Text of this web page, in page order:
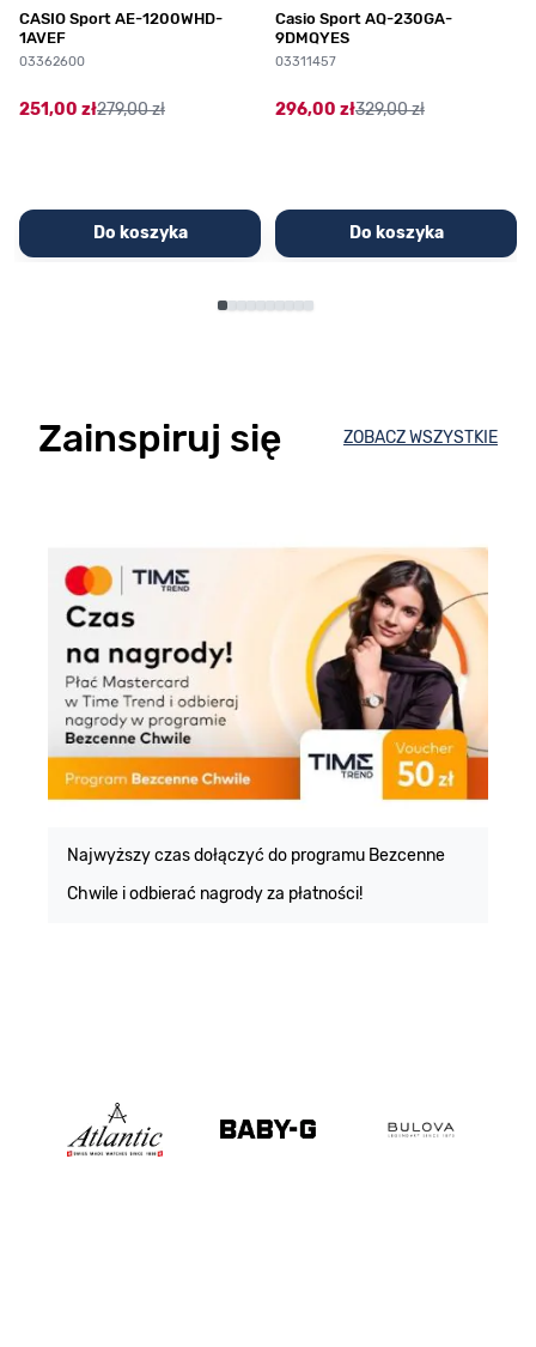
CASIO Sport AE-1200WHD-
1AVEF
03362600
251,00 zł279,00 zł
Do koszyka
Casio Sport AQ-230GA-
9DMQYES
03311457
296,00 zł329,00 zł
Do koszyka
Zainspiruj się ZOBACZ WSZYSTKIE
Najwyższy czas dołączyć do programu Bezcenne
Chwile i odbierać nagrody za płatności!